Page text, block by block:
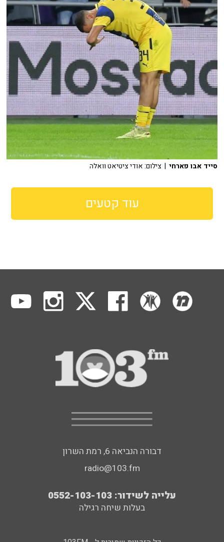
סייד אבו פארחי | צילום: אודי ציטיאט וואלה
עוד קטעים
דבורה הנביאה 6, רמת השרון
radio@103.fm
עלייה לשידור: 0552-103-103
בעלות שיחה רגילה